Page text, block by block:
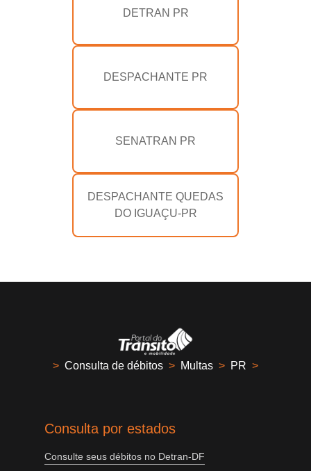
DETRAN PR
DESPACHANTE PR
SENATRAN PR
DESPACHANTE QUEDAS
DO IGUAÇU-PR
> Consulta de débitos > Multas > PR >
Consulta por estados
Consulte seus débitos no Detran-DF